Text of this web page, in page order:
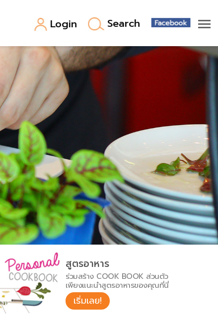
Login Search
สูตรอาหาร
ร่วมสร้าง COOK BOOK ส่วนตัว
เพียงแนะนำสูตรอาหารของคุณที่นี่
เริ่มเลย!